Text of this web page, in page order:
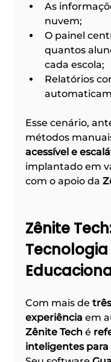
As
nuvem;
O painel
quantos
cada escola;
Relatórios
Esse cenário,
métodos
acessível e
implantado em
com o apoio da
Zênite
Com mais de
experiência em
Zênite Tech é
inteligentes para